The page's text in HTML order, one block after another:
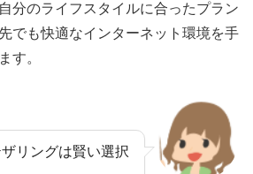
分のライフスタイルに合ったプラン
でも快適なインターネット環境を手
す。
リングは賢い選択